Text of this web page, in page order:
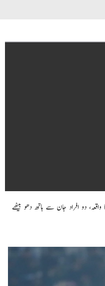
دو افراد جان سے ہاتھ دھو بیٹھے